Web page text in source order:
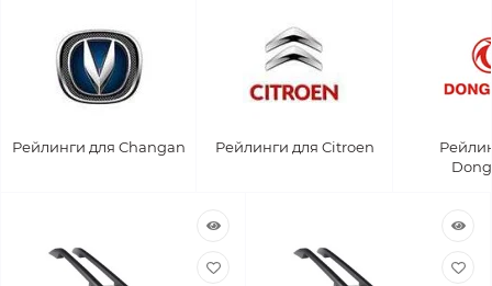
Рейлинги для Changan Рейлинги для Citroen